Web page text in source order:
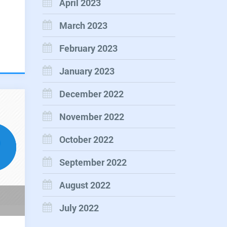
April 2023
March 2023
February 2023
January 2023
December 2022
November 2022
October 2022
September 2022
August 2022
July 2022